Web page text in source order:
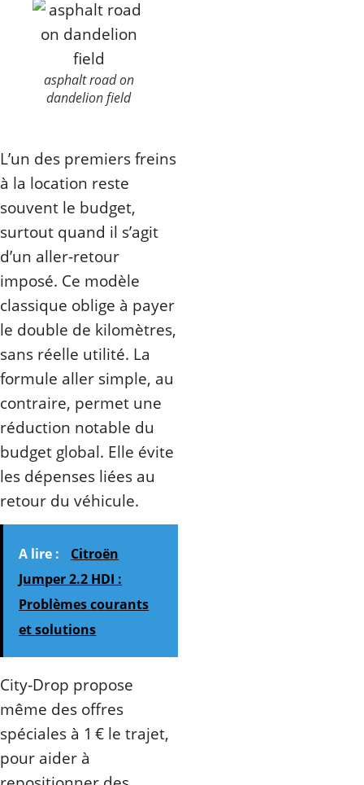
asphalt road on
dandelion field
L’un des premiers freins
à la location reste
souvent le budget,
surtout quand il s’agit
d’un aller-retour
imposé. Ce modèle
classique oblige à payer
le double de kilomètres,
sans réelle utilité. La
formule aller simple, au
contraire, permet une
réduction notable du
budget global. Elle évite
les dépenses liées au
retour du véhicule.
A lire :
Citroën
Jumper 2.2 HDI :
Problèmes courants
et solutions
City‑Drop propose
même des offres
spéciales à 1 € le trajet,
pour aider à